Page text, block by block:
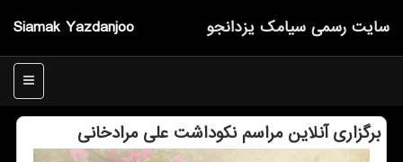
Siamak Yazdanjoo سایت رسمی سیامك یزدانجو
منو
برگزاری آنلاین مراسم نكوداشت علی مرادخانی